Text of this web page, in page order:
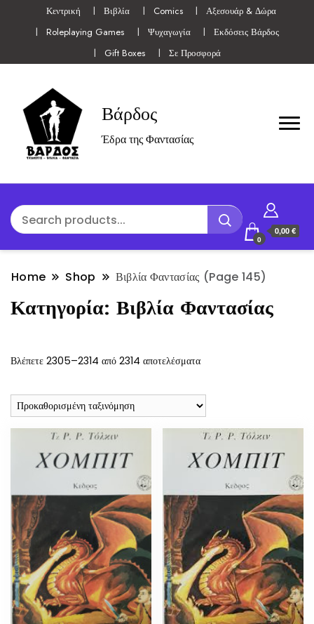
Κεντρική Βιβλία Comics
Αξεσουάρ & Δώρα
Roleplaying Games
Ψυχαγωγία
Εκδόσεις Βάρδος
Gift Boxes
Σε Προσφορά
Βάρδος
Έδρα της Φαντασίας
0
0,00 €
Home Shop Βιβλία Φαντασίας (Page 145)
Κατηγορία: Βιβλία Φαντασίας
Βλέπετε 2305–2314 από 2314 αποτελέσματα